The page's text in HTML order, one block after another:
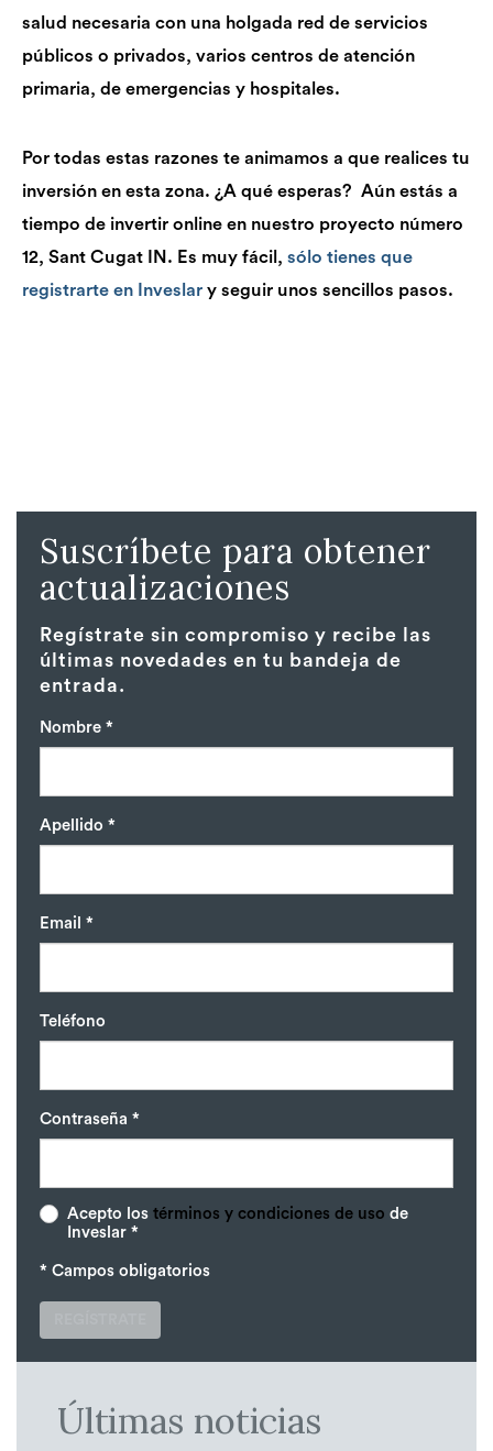
salud necesaria con una holgada red de servicios
públicos o privados, varios centros de atención
primaria, de emergencias y hospitales.
Por todas estas razones te animamos a que realices tu
inversión en esta zona. ¿A qué esperas? Aún estás a
tiempo de invertir online en nuestro proyecto número
12, Sant Cugat IN. Es muy fácil, sólo tienes que
registrarte en Inveslar y seguir unos sencillos pasos.
Suscríbete para obtener
actualizaciones
Regístrate sin compromiso y recibe las
últimas novedades en tu bandeja de
entrada.
Nombre *
Apellido *
Email *
Teléfono
Contraseña *
Acepto los términos y condiciones de uso de
Inveslar *
* Campos obligatorios
Últimas noticias